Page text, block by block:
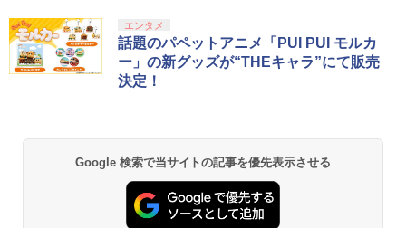
￥4,480
1
スプラトゥーン レイダース|オンライン
コード版
￥5,832
スプラトゥーン レイダース -Switch2
1
PlayStation 5 デジタル・エディション
日本語専用 Console Language: Japan
ese only (CFI-2200B01)
￥55,000
Beast of Reincarnation -PS5 【特典】
プロダクトコード 封入
￥7,286
1
【純正品】Xbox ワイヤレス コントロー
ラー + USB-C® ケーブル
￥8,300
【純正品】Xbox ワイヤレス コントロー
ラー (ロボット ホワイト)
￥7,681
1
劇場版「鬼滅の刃」無限城編 第一章 猗
窩座再来 通常版 [Blu-ray]
￥3,982
劇場版「鬼滅の刃」無限城編 第一章 猗
窩座再来 通常版 [DVD]
￥3,523
エンタメ
話題のパペットアニメ「PUI PUI モルカ
ー」の新グッズが“THEキャラ”にて販売
決定！
Google 検索で当サイトの記事を優先表示させる